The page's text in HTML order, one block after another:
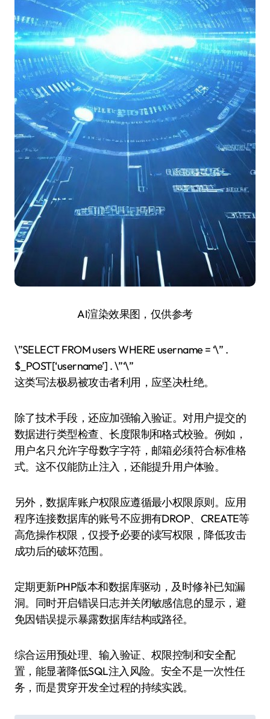
AI渲染效果图，仅供参考
\”SELECT FROM users WHERE username = ‘\” .
$_POST[‘username’] . \”‘\”
这类写法极易被攻击者利用，应坚决杜绝。
除了技术手段，还应加强输入验证。对用户提交的
数据进行类型检查、长度限制和格式校验。例如，
用户名只允许字母数字字符，邮箱必须符合标准格
式。这不仅能防止注入，还能提升用户体验。
另外，数据库账户权限应遵循最小权限原则。应用
程序连接数据库的账号不应拥有DROP、CREATE等
高危操作权限，仅授予必要的读写权限，降低攻击
成功后的破坏范围。
定期更新PHP版本和数据库驱动，及时修补已知漏
洞。同时开启错误日志并关闭敏感信息的显示，避
免因错误提示暴露数据库结构或路径。
综合运用预处理、输入验证、权限控制和安全配
置，能显著降低SQL注入风险。安全不是一次性任
务，而是贯穿开发全过程的持续实践。